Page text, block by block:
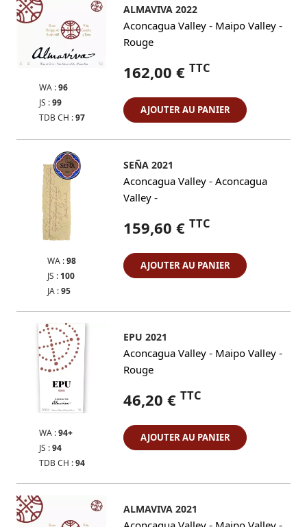
WA :96
JS :99
TDB CH :97
ALMAVIVA 2022
Aconcagua Valley - Maipo Valley -
Rouge
162,00 € TTC
AJOUTER AU PANIER
WA :98
JS : 100
JA :95
SEÑA 2021
Aconcagua Valley - Aconcagua
Valley -
159,60 € TTC
AJOUTER AU PANIER
WA :94+
JS :94
TDB CH :94
EPU 2021
Aconcagua Valley - Maipo Valley -
Rouge
46,20 € TTC
AJOUTER AU PANIER
ALMAVIVA 2021